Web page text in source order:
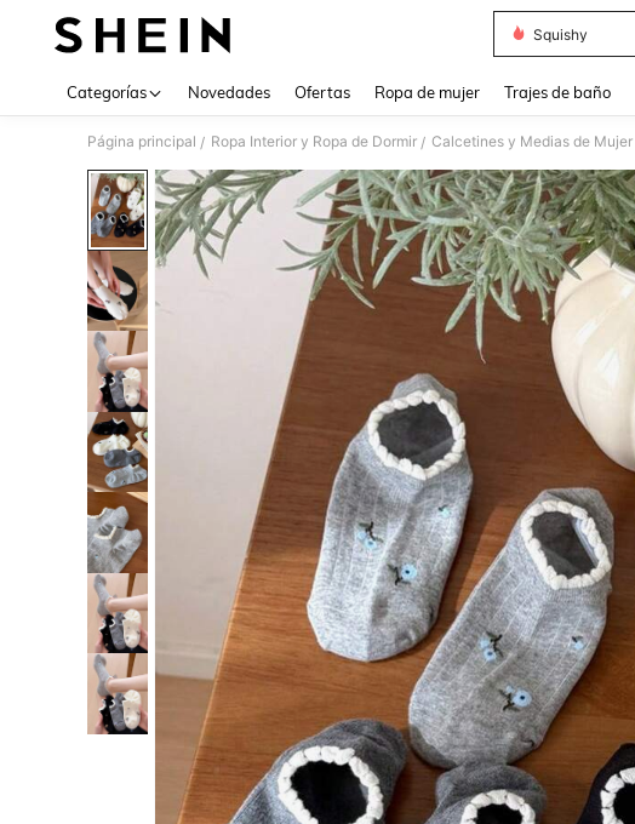
Squishy
Categorías Novedades Ofertas Ropa de mujer Trajes de baño
Página principal / Ropa Interior y Ropa de Dormir / Calcetines y Medias de Mujer